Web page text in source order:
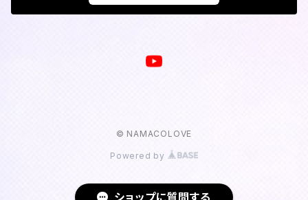
© NAMACOLOVE
Powered by
ショップに質問する